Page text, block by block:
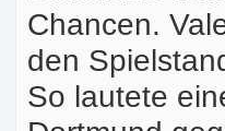
Chancen.
den
So lautete